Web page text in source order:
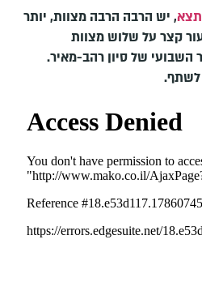
, יש הרבה הרבה מצוות, יותר
קצר על שלוש מצוות
של סיון רהב-מאיר.
לשתף.